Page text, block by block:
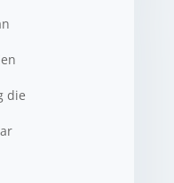
die